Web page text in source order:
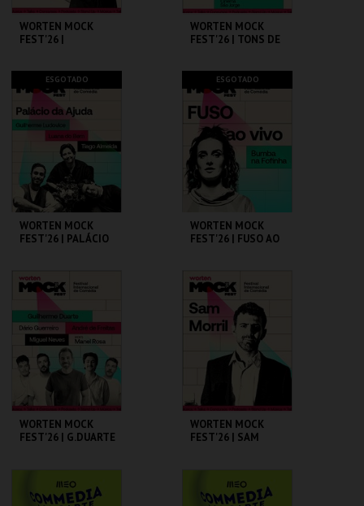
WORTEN MOCK
FEST'26 |
CINEMA SÃO JORGE .
MAIS INFO
COMPRAR
WORTEN MOCK
FEST'26 | TONS DE
CINEMA SÃO JORGE .
MAIS INFO
COMPRAR
ESGOTADO
WORTEN MOCK
FEST'26 | PALÁCIO
CINEMA SÃO JORGE .
MAIS INFO
ESGOTADO
WORTEN MOCK
FEST'26 | FUSO AO
CINEMA SÃO JORGE .
MAIS INFO
WORTEN MOCK
FEST'26 | G.DUARTE
WORTEN MOCK
FEST'26 | SAM